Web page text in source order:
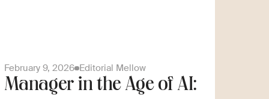
February 9, 2026 Editorial Mellow
Manager in the Age of AI: